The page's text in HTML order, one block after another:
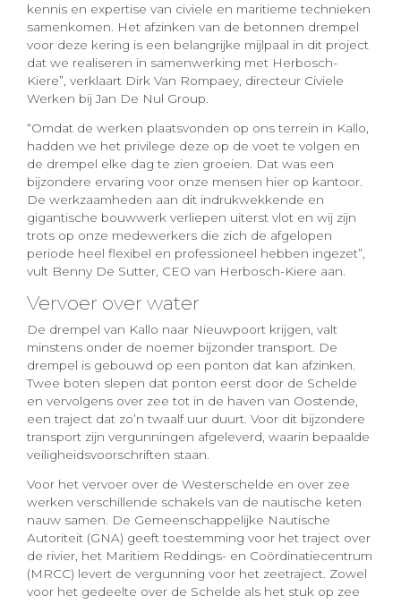
kennis en expertise van civiele en maritieme technieken
samenkomen. Het afzinken van de betonnen drempel
voor deze kering is een belangrijke mijlpaal in dit project
dat we realiseren in samenwerking met Herbosch-
Kiere”, verklaart Dirk Van Rompaey, directeur Civiele
Werken bij Jan De Nul Group.
“Omdat de werken plaatsvonden op ons terrein in Kallo,
hadden we het privilege deze op de voet te volgen en
de drempel elke dag te zien groeien. Dat was een
bijzondere ervaring voor onze mensen hier op kantoor.
De werkzaamheden aan dit indrukwekkende en
gigantische bouwwerk verliepen uiterst vlot en wij zijn
trots op onze medewerkers die zich de afgelopen
periode heel flexibel en professioneel hebben ingezet”,
vult Benny De Sutter, CEO van Herbosch-Kiere aan.
Vervoer over water
De drempel van Kallo naar Nieuwpoort krijgen, valt
minstens onder de noemer bijzonder transport. De
drempel is gebouwd op een ponton dat kan afzinken.
Twee boten slepen dat ponton eerst door de Schelde
en vervolgens over zee tot in de haven van Oostende,
een traject dat zo’n twaalf uur duurt. Voor dit bijzondere
transport zijn vergunningen afgeleverd, waarin bepaalde
veiligheidsvoorschriften staan.
Voor het vervoer over de Westerschelde en over zee
werken verschillende schakels van de nautische keten
nauw samen. De Gemeenschappelijke Nautische
Autoriteit (GNA) geeft toestemming voor het traject over
de rivier, het Maritiem Reddings- en Coördinatiecentrum
(MRCC) levert de vergunning voor het zeetraject. Zowel
voor het gedeelte over de Schelde als het stuk op zee